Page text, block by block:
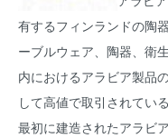
有するフィンランドの陶
ーブルウェア、陶器、衛
内におけるアラビア製品
して高値で取引されている
最初に建造されたアラビ